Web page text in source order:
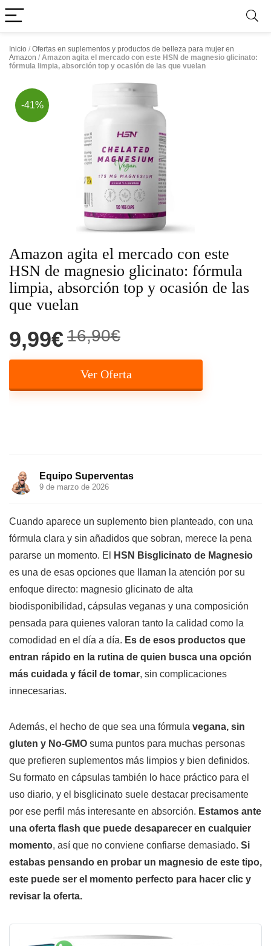
Inicio / Ofertas en suplementos y productos de belleza para mujer en
Amazon / Amazon agita el mercado con este HSN de magnesio glicinato:
fórmula limpia, absorción top y ocasión de las que vuelan
-41%
Amazon agita el mercado con este
HSN de magnesio glicinato: fórmula
limpia, absorción top y ocasión de las
que vuelan
9,99€16,90€
Ver Oferta
Equipo Superventas
9 de marzo de 2026
Cuando aparece un suplemento bien planteado, con una
fórmula clara y sin añadidos que sobran, merece la pena
pararse un momento. El
HSN Bisglicinato de Magnesio
es una de esas opciones que llaman la atención por su
enfoque directo: magnesio glicinato de alta
biodisponibilidad, cápsulas veganas y una composición
pensada para quienes valoran tanto la calidad como la
comodidad en el día a día. Es de esos productos que
entran rápido en la rutina de quien busca una opción
más cuidada y fácil de tomar, sin complicaciones
innecesarias.
Además, el hecho de que sea una fórmula vegana, sin
gluten y No-GMO suma puntos para muchas personas
que prefieren suplementos más limpios y bien definidos.
Su formato en cápsulas también lo hace práctico para el
uso diario, y el bisglicinato suele destacar precisamente
por ese perfil más interesante en absorción. Estamos ante
una oferta flash que puede desaparecer en cualquier
momento, así que no conviene confiarse demasiado. Si
estabas pensando en probar un magnesio de este tipo,
este puede ser el momento perfecto para hacer clic y
revisar la oferta.